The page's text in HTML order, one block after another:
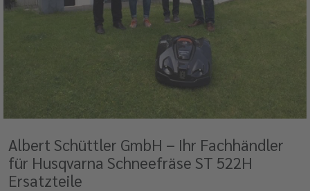
Albert Schüttler GmbH – Ihr Fachhändler
für Husqvarna Schneefräse ST 522H
Ersatzteile